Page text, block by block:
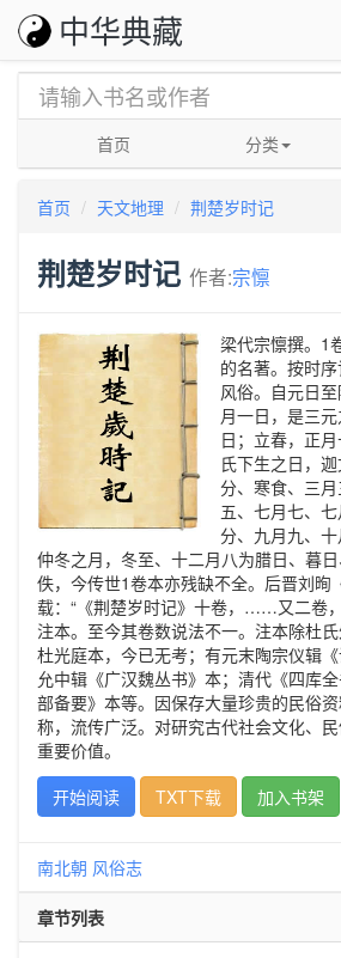
中华典藏
首页 分类
首页 天文地理 荆楚岁时记
荆楚岁时记 作者:宗懔
梁代宗懔撰。1
的名著。按时
风俗。自元日
月一日，是三
日；立春，正
氏下生之日，
分、寒食、三
五、七月七、
分、九月九、十
仲冬之月，冬至、十二月八为腊日、暮
佚，今传世1卷本亦残缺不全。后晋刘㫬
载：“《荆楚岁时记》十卷，……又二卷
注本。至今其卷数说法不一。注本除杜
杜光庭本，今已无考；有元末陶宗仪辑
允中辑《广汉魏丛书》本；清代《四库
部备要》本等。因保存大量珍贵的民俗
称，流传广泛。对研究古代社会文化、
重要价值。
开始阅读
TXT下载 加入书架
南北朝 风俗志
章节列表